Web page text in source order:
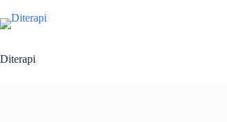
to
content
Diterapi